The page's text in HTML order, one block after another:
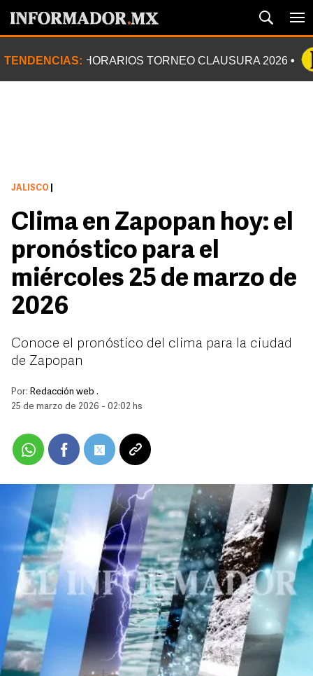
TENDENCIAS: HORARIOS TORNEO CLAUSURA 2026
JALISCO
Clima en Zapopan hoy: el
pronóstico para el
miércoles 25 de marzo de
2026
Conoce el pronóstico del clima para la ciudad
de Zapopan
Por: Redacción web .
25 de marzo de 2026 - 02:02 hs